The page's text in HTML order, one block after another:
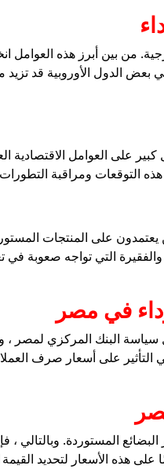
من بين أبرز هذه
في بعض الدول الأوروبية قد
على العوامل الاقتصادية
التوقعات ومراقبة
على المنتجات
التي تواجه صعوبة في
في مصر
البنك المركزي لمصر ،
على أسعار صرف
المستوردة. وبالتالي ،
هذه الأسعار لتحديد القيمة